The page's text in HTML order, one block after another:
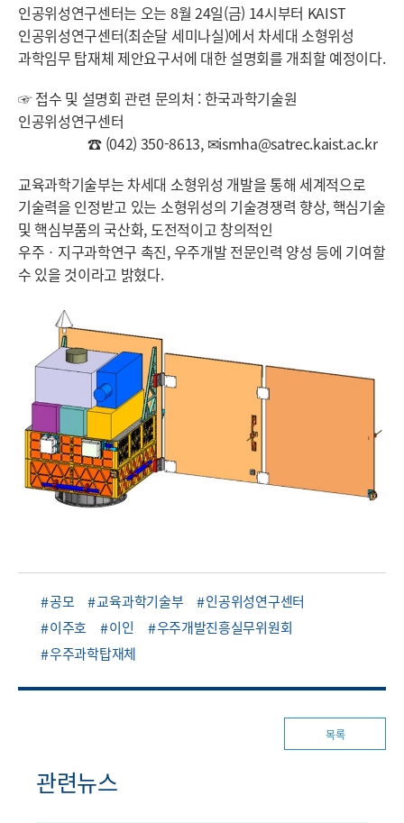
인공위성연구센터는 오는 8월 24일(금) 14시부터 KAIST
인공위성연구센터(최순달 세미나실)에서 차세대 소형위성
과학임무 탑재체 제안요구서에 대한 설명회를 개최할 예정이다.
☞ 접수 및 설명회 관련 문의처 : 한국과학기술원
인공위성연구센터
☎ (042) 350-8613, ✉ismha@satrec.kaist.ac.kr
교육과학기술부는 차세대 소형위성 개발을 통해 세계적으로
기술력을 인정받고 있는 소형위성의 기술경쟁력 향상, 핵심기술
및 핵심부품의 국산화, 도전적이고 창의적인
우주ㆍ지구과학연구 촉진, 우주개발 전문인력 양성 등에 기여할
수 있을 것이라고 밝혔다.
공모 교육과학기술부
인공위성연구센터
이주호
이인
우주개발진흥실무위원회
우주과학탑재체
목록
관련뉴스